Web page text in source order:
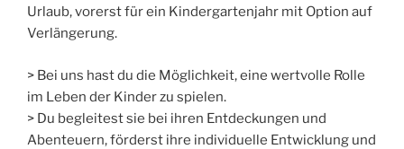
Urlaub, vorerst für ein Kindergartenjahr mit Option auf
Verlängerung.
> Bei uns hast du die Möglichkeit, eine wertvolle Rolle
im Leben der Kinder zu spielen.
> Du begleitest sie bei ihren Entdeckungen und
Abenteuern, förderst ihre individuelle Entwicklung und